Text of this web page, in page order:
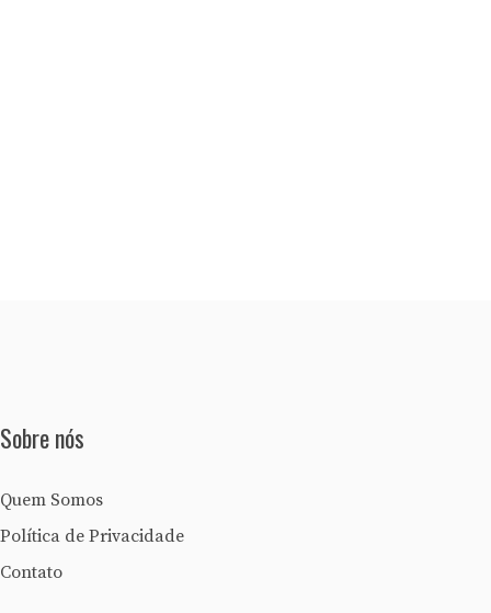
Sobre nós
Quem Somos
Política de Privacidade
Contato